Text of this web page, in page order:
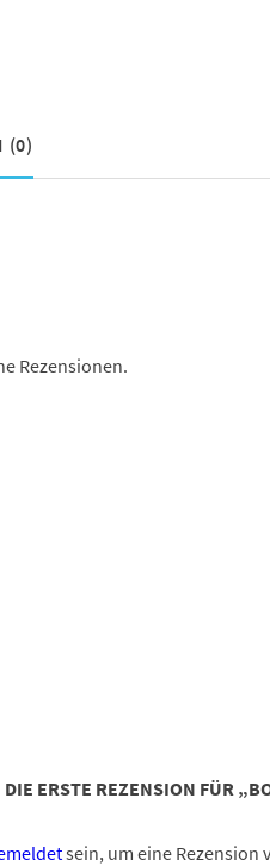
(0)
Rezensionen.
ERSTE REZENSION FÜR
sein, um eine Rezension